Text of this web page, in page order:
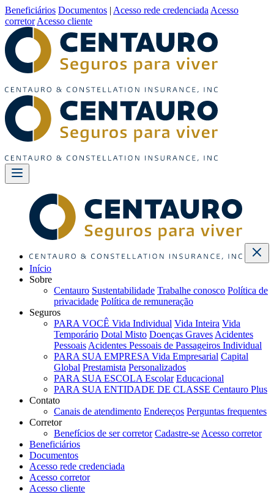
Beneficiários Documentos | Acesso rede credenciada Acesso
corretor Acesso cliente
Início
Sobre
Centauro Sustentabilidade Trabalhe conosco Política de
privacidade Política de remuneração
Seguros
PARA VOCÊ Vida Individual Vida Inteira Vida
Temporário Dotal Misto Doenças Graves Acidentes
Pessoais Acidentes Pessoais de Passageiros Individual
PARA SUA EMPRESA Vida Empresarial Capital
Global Prestamista Personalizados
PARA SUA ESCOLA Escolar Educacional
PARA SUA ENTIDADE DE CLASSE Centauro Plus
Contato
Canais de atendimento Endereços Perguntas frequentes
Corretor
Benefícios de ser corretor Cadastre-se Acesso corretor
Beneficiários
Documentos
Acesso rede credenciada
Acesso corretor
Acesso cliente